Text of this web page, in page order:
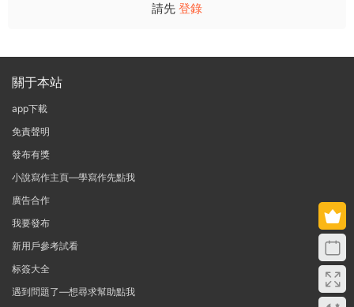
請先 登錄
關于本站
app下載
免責聲明
發布有獎
小說寫作主頁—學寫作先點我
廣告合作
我要發布
新用戶參考試看
标簽大全
遇到問題了—想尋求幫助點我